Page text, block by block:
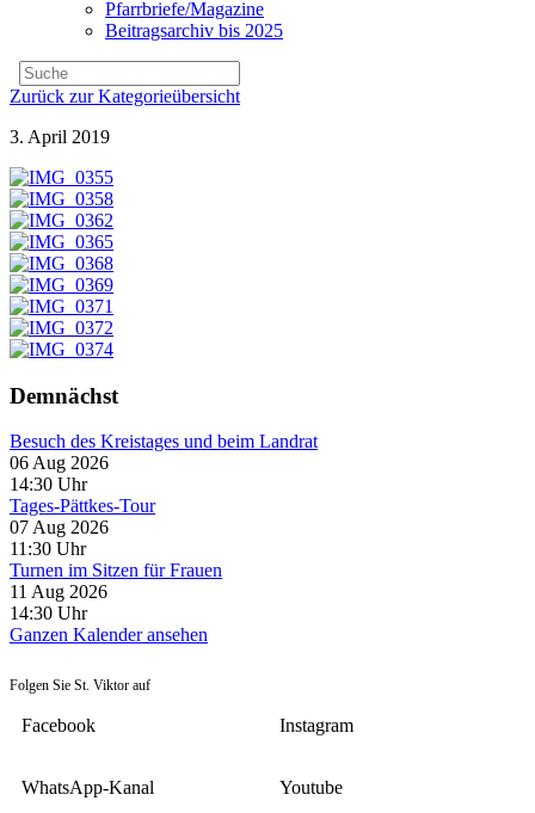
Pfarrbriefe/Magazine
Beitragsarchiv bis 2025
Zurück zur Kategorieübersicht
3. April 2019
Demnächst
Besuch des Kreistages und beim Landrat
06 Aug 2026
14:30 Uhr
Tages-Pättkes-Tour
07 Aug 2026
11:30 Uhr
Turnen im Sitzen für Frauen
11 Aug 2026
14:30 Uhr
Ganzen Kalender ansehen
Folgen Sie St. Viktor auf
Facebook Instagram
WhatsApp-Kanal Youtube